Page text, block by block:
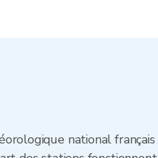
national